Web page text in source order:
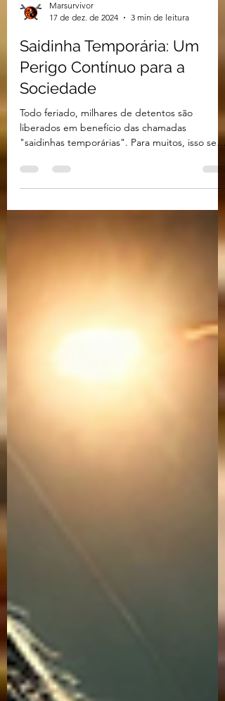
17 de dez. de 2024
3 min de leitura
Saidinha Temporária: Um
Perigo Contínuo para a
Sociedade
Todo feriado, milhares de detentos são
"saidinhas temporárias". Para muitos, isso se